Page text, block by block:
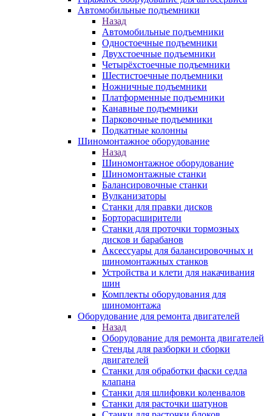
Автомобильные подъемники
Назад
Автомобильные подъемники
Одностоечные подъемники
Двухстоечные подъемники
Четырёхстоечные подъемники
Шестистоечные подъемники
Ножничные подъемники
Платформенные подъемники
Канавные подъемники
Парковочные подъемники
Подкатные колонны
Шиномонтажное оборудование
Назад
Шиномонтажное оборудование
Шиномонтажные станки
Балансировочные станки
Вулканизаторы
Станки для правки дисков
Борторасширители
Станки для проточки тормозных
дисков и барабанов
Аксессуары для балансировочных и
шиномонтажных станков
Устройства и клети для накачивания
шин
Комплекты оборудования для
шиномонтажа
Оборудование для ремонта двигателей
Назад
Оборудование для ремонта двигателей
Стенды для разборки и сборки
двигателей
Станки для обработки фаски седла
клапана
Станки для шлифовки коленвалов
Станки для расточки шатунов